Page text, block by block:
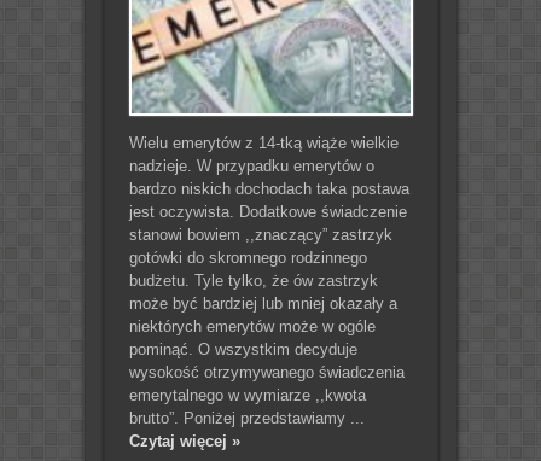
Wielu emerytów z 14-tką wiąże wielkie
nadzieje. W przypadku emerytów o
bardzo niskich dochodach taka postawa
jest oczywista. Dodatkowe świadczenie
stanowi bowiem ,,znaczący” zastrzyk
gotówki do skromnego rodzinnego
budżetu. Tyle tylko, że ów zastrzyk
może być bardziej lub mniej okazały a
niektórych emerytów może w ogóle
pominąć. O wszystkim decyduje
wysokość otrzymywanego świadczenia
emerytalnego w wymiarze ,,kwota
brutto”. Poniżej przedstawiamy ...
Czytaj więcej »